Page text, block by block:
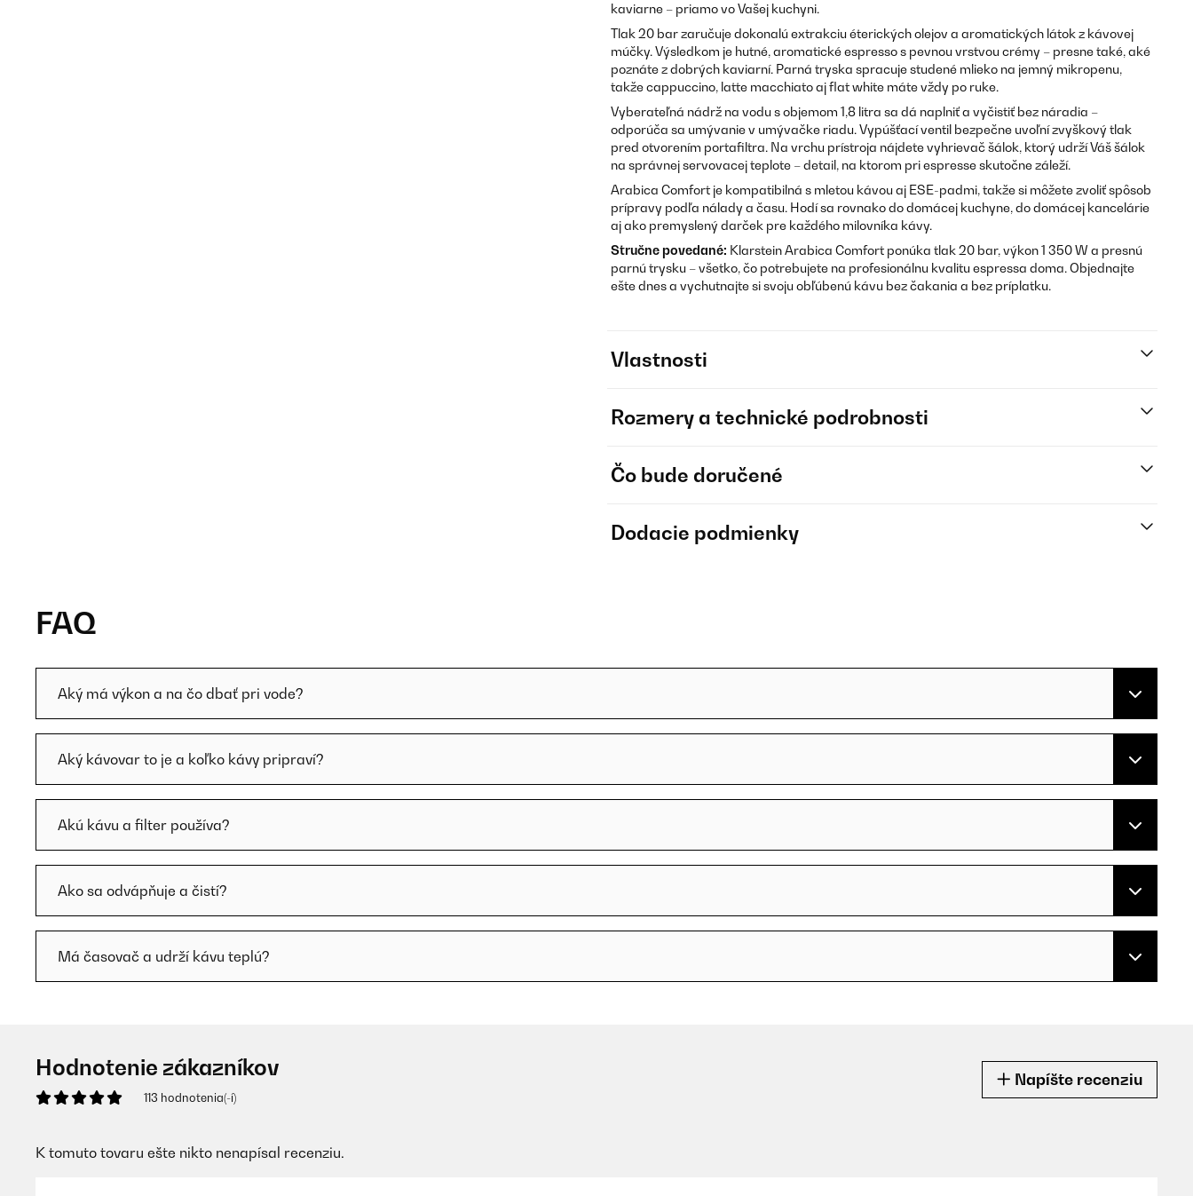
kaviarne – priamo vo Vašej kuchyni.
Tlak 20 bar zaručuje dokonalú extrakciu éterických olejov a aromatických látok z kávovej
múčky. Výsledkom je hutné, aromatické espresso s pevnou vrstvou crémy – presne také, aké
poznáte z dobrých kaviarní. Parná tryska spracuje studené mlieko na jemný mikropenu,
takže cappuccino, latte macchiato aj flat white máte vždy po ruke.
Vyberateľná nádrž na vodu s objemom 1,8 litra sa dá naplniť a vyčistiť bez náradia –
odporúča sa umývanie v umývačke riadu. Vypúšťací ventil bezpečne uvoľní zvyškový tlak
pred otvorením portafiltra. Na vrchu prístroja nájdete vyhrievač šálok, ktorý udrží Váš šálok
na správnej servovacej teplote – detail, na ktorom pri espresse skutočne záleží.
Arabica Comfort je kompatibilná s mletou kávou aj ESE-padmi, takže si môžete zvoliť spôsob
prípravy podľa nálady a času. Hodí sa rovnako do domácej kuchyne, do domácej kancelárie
aj ako premyslený darček pre každého milovníka kávy.
Stručne povedané: Klarstein Arabica Comfort ponúka tlak 20 bar, výkon 1 350 W a presnú
parnú trysku – všetko, čo potrebujete na profesionálnu kvalitu espressa doma. Objednajte
ešte dnes a vychutnajte si svoju obľúbenú kávu bez čakania a bez príplatku.
Vlastnosti
Rozmery a technické podrobnosti
Čo bude doručené
Dodacie podmienky
FAQ
Aký má výkon a na čo dbať pri vode?
Aký kávovar to je a koľko kávy pripraví?
Akú kávu a filter používa?
Ako sa odvápňuje a čistí?
Má časovač a udrží kávu teplú?
Hodnotenie zákazníkov
113 hodnotenia(-í)
Napíšte recenziu
K tomuto tovaru ešte nikto nenapísal recenziu.